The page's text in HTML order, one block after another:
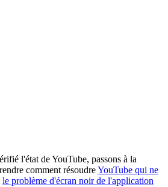
l'état de YouTube, passons à la
comment résoudreYouTube qui ne
le problème d'écran noir de l'application